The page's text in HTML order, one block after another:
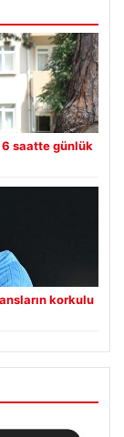
6 saatte günlük
korkulu